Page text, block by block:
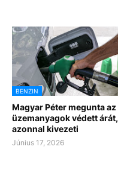
BENZIN
Magyar Péter megunta az
üzemanyagok védett árát,
azonnal kivezeti
Június 17, 2026